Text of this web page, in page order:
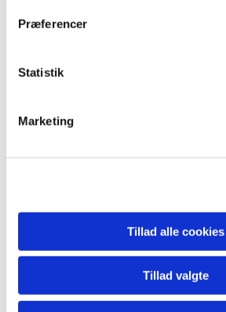
Præferencer
Statistik
Marketing
Tillad alle cookies
Tillad valgte